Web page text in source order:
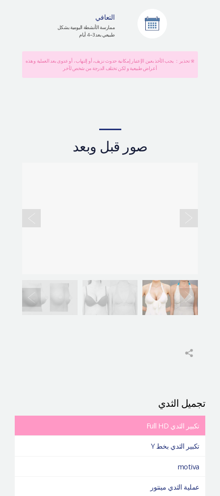
التعافي
ممارسة الأنشطة اليومية بشكل
طبيعي بعد 3~ 4 أيام
※ تحذير： يجب الأخذ بعين الإعتبار إمكانية حدوث نزيف، أو إلتهاب ، أو عدوى بعد العملية و هذه
أعراض طبيعية و لكن تختلف الدرجة من شخص لآخر
صور قبل وبعد
تجميل الثدي
تكبير الثدي Full HD
تكبير الثدي بخط Y
motiva
عملية الثدي مينتور